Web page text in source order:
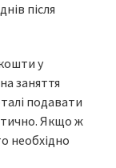
після
у
заняття
подавати
Якщо ж
необхідно